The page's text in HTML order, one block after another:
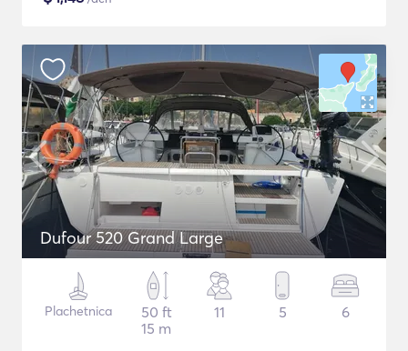
Dufour 520 Grand Large
Plachetnica
50 ft
15 m
11 5 6